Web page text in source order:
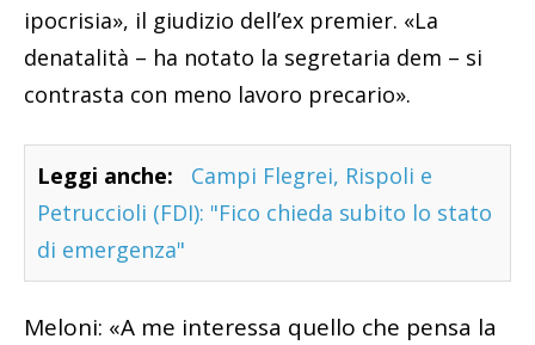
ipocrisia», il giudizio dell’ex premier. «La
denatalità – ha notato la segretaria dem – si
contrasta con meno lavoro precario».
Leggi anche:
Campi Flegrei, Rispoli e
Petruccioli (FDI): "Fico chieda subito lo stato
di emergenza"
Meloni: «A me interessa quello che pensa la